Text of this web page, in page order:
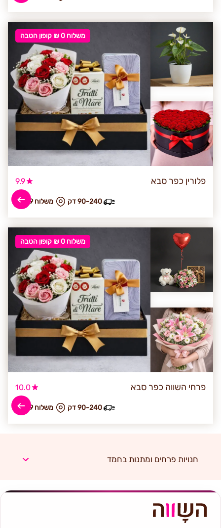
משלוח 0 ₪ קופון הטבה
פלורין כפר סבא 9.9
₪ משלוח 39 90-240 דק
משלוח 0 ₪ קופון הטבה
פרחי השווה כפר סבא 10.0
₪ משלוח 39 90-240 דק
חנויות פרחים ומתנות בחמד